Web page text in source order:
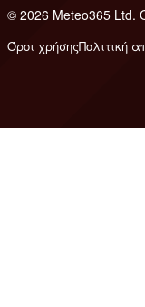
© 2026 Meteo365
Όροι χρήσηςΠολιτική